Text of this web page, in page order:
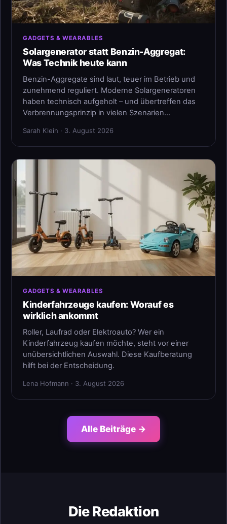
GADGETS & WEARABLES
Solargenerator statt Benzin-Aggregat:
Was Technik heute kann
Benzin-Aggregate sind laut, teuer im Betrieb und
zunehmend reguliert. Moderne Solargeneratoren
haben technisch aufgeholt – und übertreffen das
Verbrennungsprinzip in vielen Szenarien…
Sarah Klein · 3. August 2026
GADGETS & WEARABLES
Kinderfahrzeuge kaufen: Worauf es
wirklich ankommt
Roller, Laufrad oder Elektroauto? Wer ein
Kinderfahrzeug kaufen möchte, steht vor einer
unübersichtlichen Auswahl. Diese Kaufberatung
hilft bei der Entscheidung.
Lena Hofmann · 3. August 2026
Alle Beiträge →
Die Redaktion